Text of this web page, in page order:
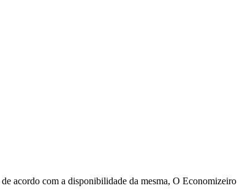
acordo com a disponibilidade da mesma, O